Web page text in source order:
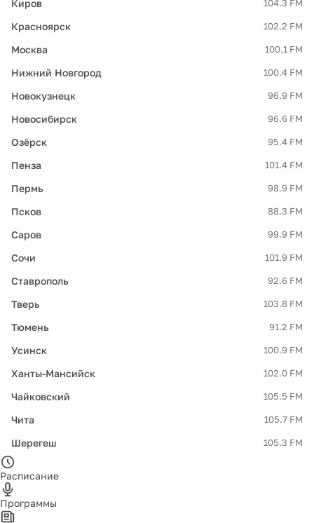
Киров 104.3 FM
Красноярск 102.2 FM
Москва 100.1 FM
Нижний Новгород 100.4 FM
Новокузнецк 96.9 FM
Новосибирск 96.6 FM
Озёрск 95.4 FM
Пенза 101.4 FM
Пермь 98.9 FM
Псков 88.3 FM
Саров 99.9 FM
Сочи 101.9 FM
Ставрополь 92.6 FM
Тверь 103.8 FM
Тюмень 91.2 FM
Усинск 100.9 FM
Ханты-Мансийск 102.0 FM
Чайковский 105.5 FM
Чита 105.7 FM
Шерегеш 105.3 FM
Расписание
Программы